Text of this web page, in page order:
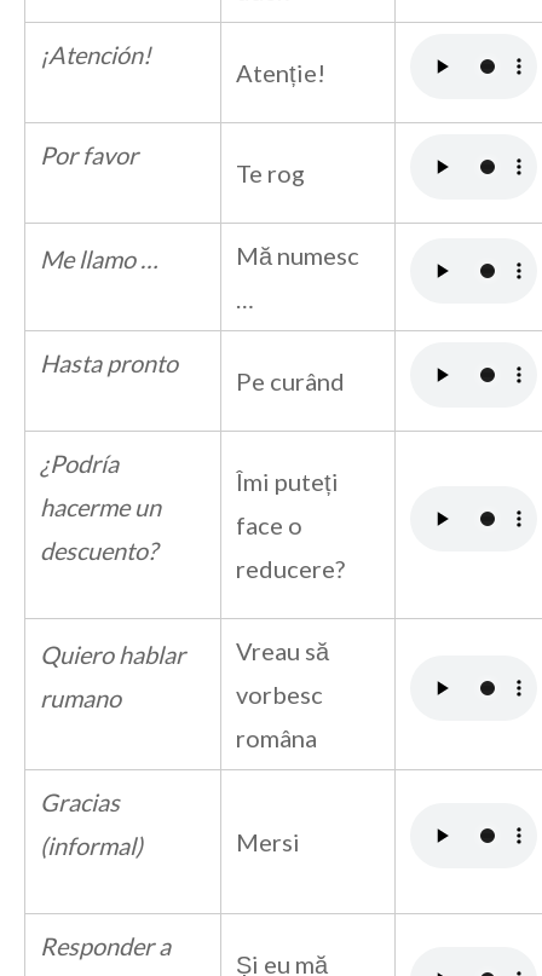
¡Atención!
Atenție!
Por favor
Te rog
Me llamo …
Mă numesc
…
Hasta pronto
Pe curând
¿Podría
hacerme un
descuento?
Îmi puteți
face o
reducere?
Quiero hablar
rumano
Vreau să
vorbesc
româna
Gracias
(informal)
Mersi
Responder a
Și eu mă